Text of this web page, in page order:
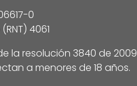
0
4061
la resolución 3840 de 2009
a menores de 18 años.